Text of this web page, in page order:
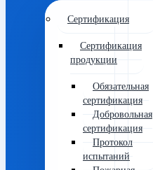
Сертификация
Сертификация
продукции
Обязательная
сертификация
Добровольная
сертификация
Протокол
испытаний